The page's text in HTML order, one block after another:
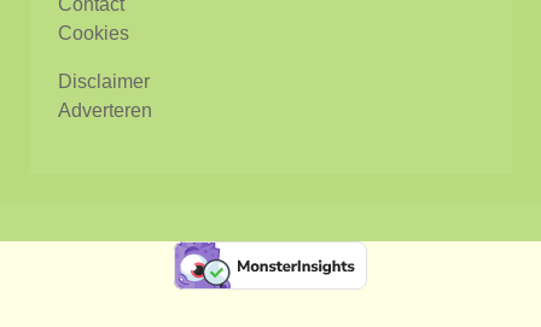
Cookies
Disclaimer
Adverteren